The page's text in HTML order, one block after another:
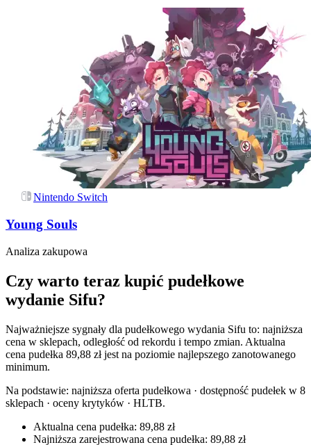
Nintendo Switch
Young Souls
Analiza zakupowa
Czy warto teraz kupić pudełkowe
wydanie Sifu?
Najważniejsze sygnały dla pudełkowego wydania Sifu to: najniższa
cena w sklepach, odległość od rekordu i tempo zmian. Aktualna
cena pudełka 89,88 zł jest na poziomie najlepszego zanotowanego
minimum.
Na podstawie: najniższa oferta pudełkowa · dostępność pudełek w 8
sklepach · oceny krytyków · HLTB.
Aktualna cena pudełka: 89,88 zł
Najniższa zarejestrowana cena pudełka: 89,88 zł